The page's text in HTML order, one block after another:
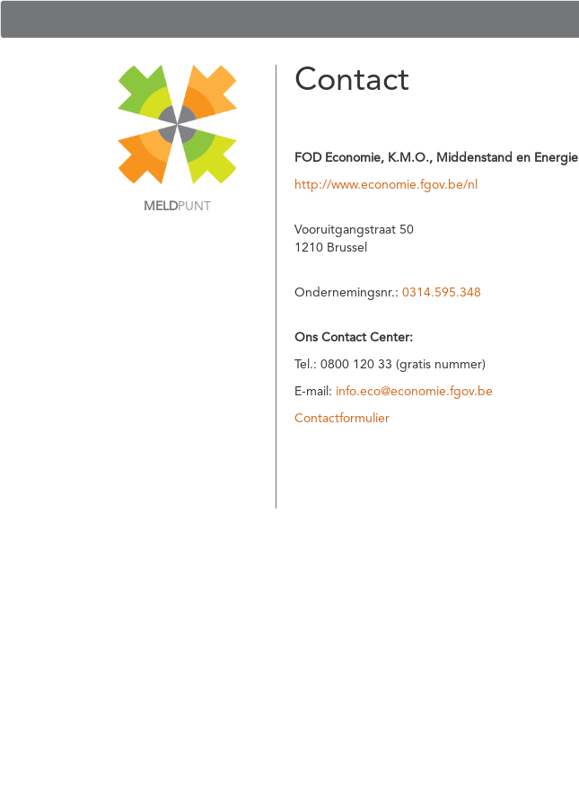
MELDPUNT
Contact
FOD Economie, K.M.O., Middenstand en Energie
http://www.economie.fgov.be/nl
Vooruitgangstraat 50
1210 Brussel
Ondernemingsnr.: 0314.595.348
Ons Contact Center:
Tel.: 0800 120 33 (gratis nummer)
E-mail: info.eco@economie.fgov.be
Contactformulier